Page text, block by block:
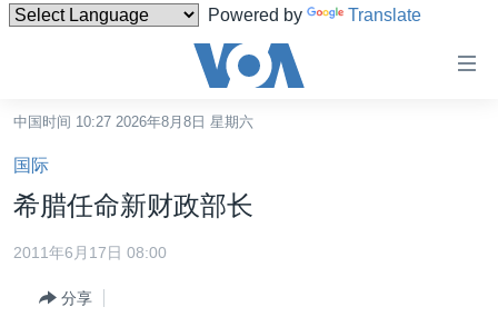
Powered by Translate
碍
链
接
跳
转
中国
港澳
中国时间 10:27 2026年8月8日 星期六
国际
希腊任命新财政部长
2011年6月17日 08:00
分享